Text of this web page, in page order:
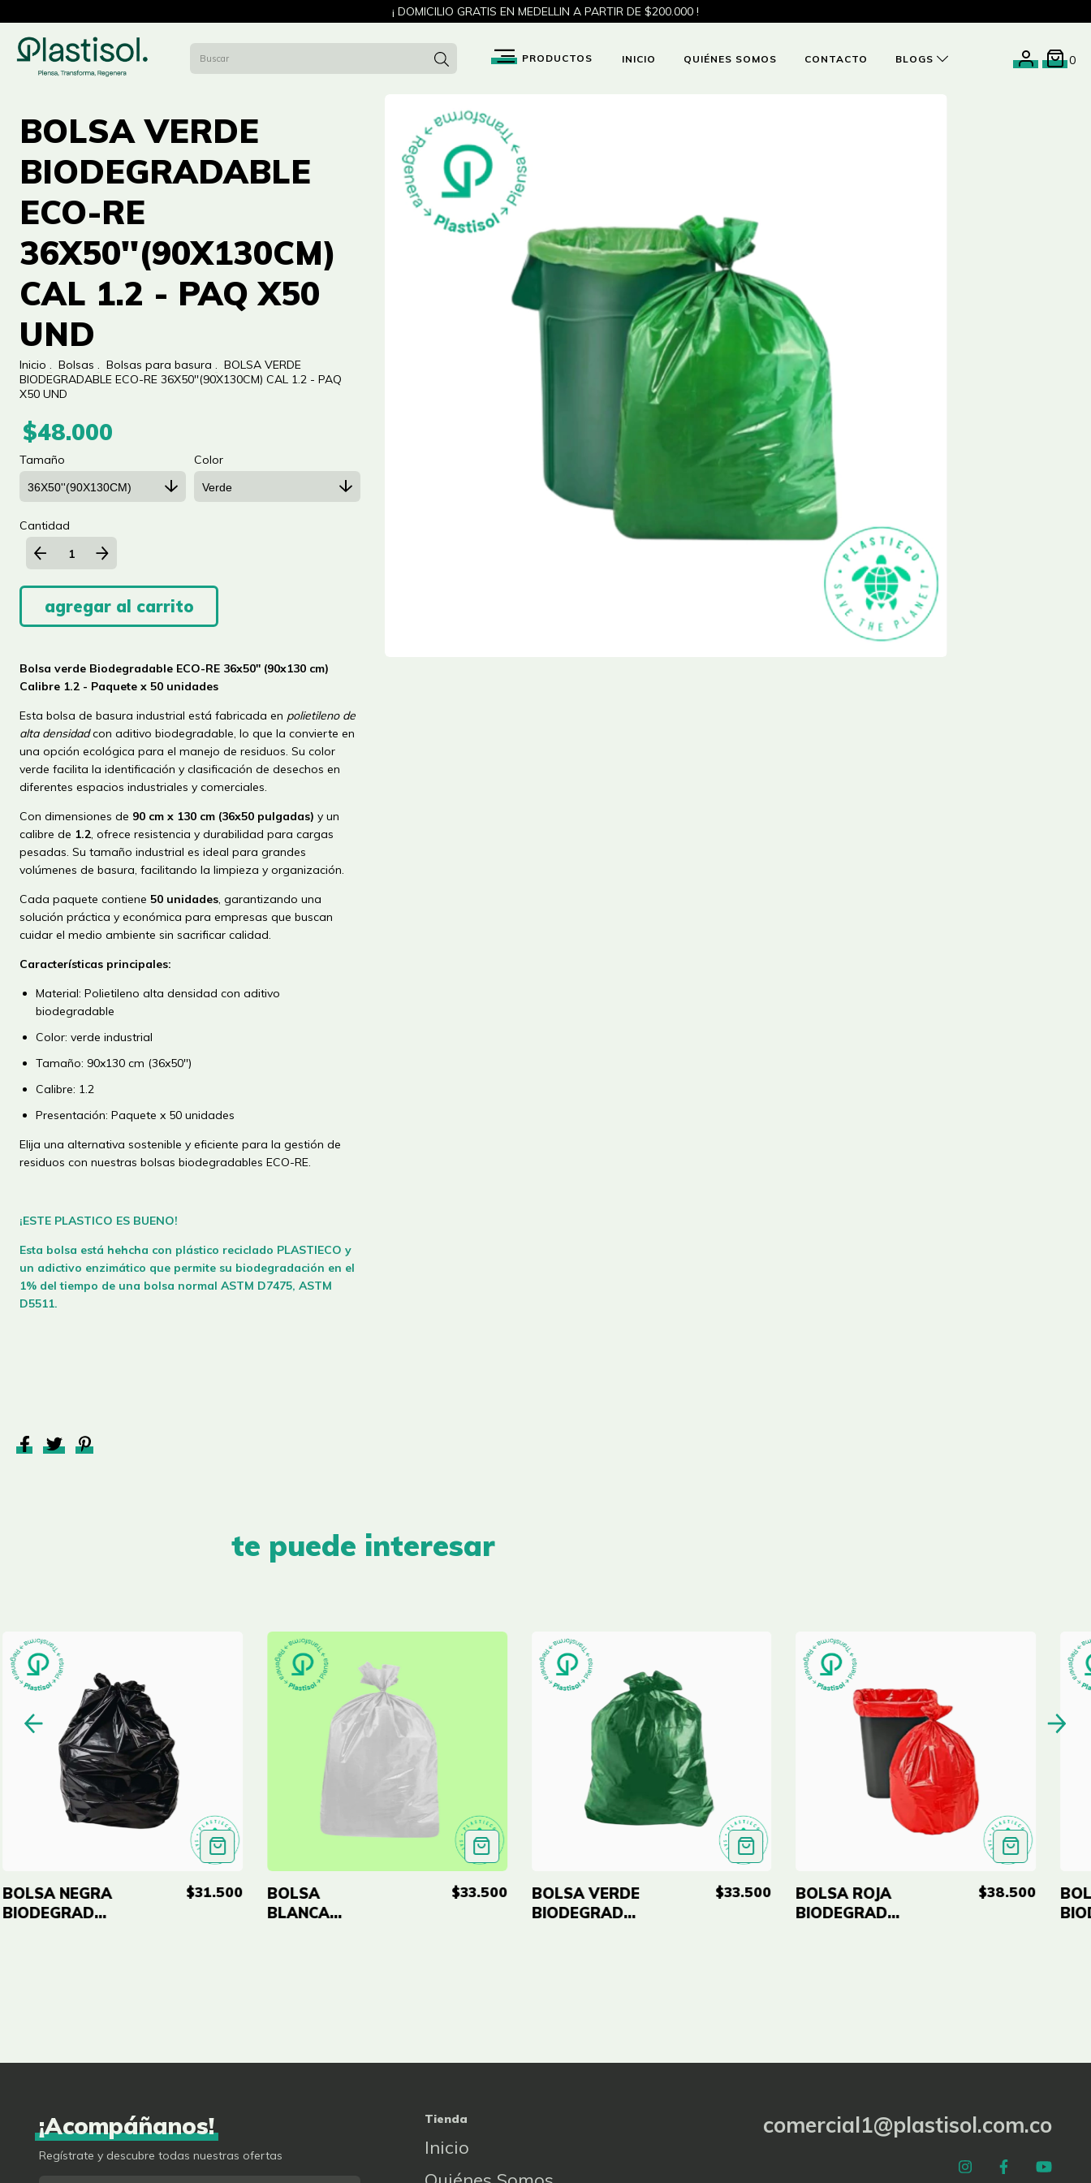
¡ DOMICILIO GRATIS EN MEDELLIN A PARTIR DE $200.000 !
INICIO QUIÉNES SOMOS CONTACTO BLOGS 0
BOLSA VERDE
BIODEGRADABLE
ECO-RE
36X50''(90X130CM)
CAL 1.2 - PAQ X50
UND
Inicio . Bolsas . Bolsas para basura . BOLSA VERDE
BIODEGRADABLE ECO-RE 36X50''(90X130CM) CAL 1.2 - PAQ
X50 UND
$48.000
Tamaño Color
Cantidad
Bolsa verde Biodegradable ECO-RE 36x50'' (90x130 cm)
Calibre 1.2 - Paquete x 50 unidades
Esta bolsa de basura industrial está fabricada en polietileno de
alta densidadcon aditivo biodegradable, lo que la convierte en
una opción ecológica para el manejo de residuos. Su color
verde facilita la identificación y clasificación de desechos en
diferentes espacios industriales y comerciales.
Con dimensiones de 90 cm x 130 cm (36x50 pulgadas) y un
calibre de 1.2, ofrece resistencia y durabilidad para cargas
pesadas. Su tamaño industrial es ideal para grandes
volúmenes de basura, facilitando la limpieza y organización.
Cada paquete contiene 50 unidades, garantizando una
solución práctica y económica para empresas que buscan
cuidar el medio ambiente sin sacrificar calidad.
Características principales:
Material: Polietileno alta densidad con aditivo
biodegradable
Color: verde industrial
Tamaño: 90x130 cm (36x50'')
Calibre: 1.2
Presentación: Paquete x 50 unidades
Elija una alternativa sostenible y eficiente para la gestión de
residuos con nuestras bolsas biodegradables ECO-RE.
¡ESTE PLASTICO ES BUENO!
Esta bolsa está hehcha con plástico reciclado PLASTIECO y
un adictivo enzimático que permite su biodegradación en el
1% del tiempo de una bolsa normal ASTM D7475, ASTM
D5511.
te puede interesar
BOLSA NEGRA
BIODEGRADABLE
$31.500
BOLSA
BLANCA
$33.500
BOLSA VERDE
BIODEGRADABLE
$33.500
BOLSA ROJA
BIODEGRADABLE
$38.500
¡Acompáñanos!
Regístrate y descubre todas nuestras ofertas
Tienda
Inicio
comercial1@plastisol.com.co